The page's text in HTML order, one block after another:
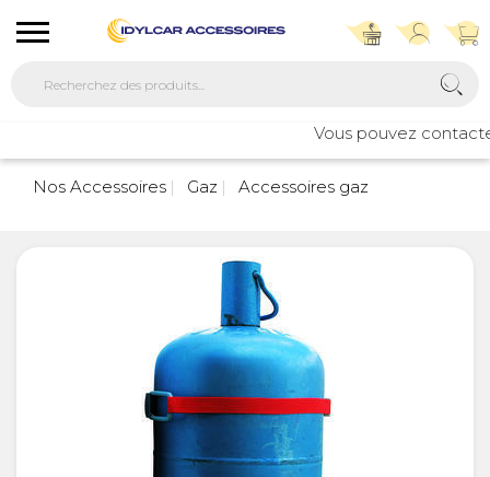
Vous pouvez
Nos Accessoires
Gaz Accessoires gaz